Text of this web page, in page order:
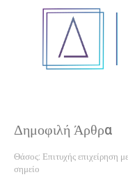
Δημοφιλή Άρθρα
Θάσος: Επιτυχής επιχείρηση
σημείο